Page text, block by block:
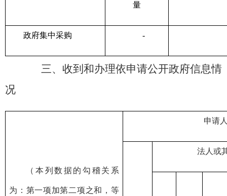
量
政府集中采购 -
三、收到和办理依申请公开政府信息情
况
（本列数据的勾稽关系
为：第一项加第二项之和，等
申请
法人或